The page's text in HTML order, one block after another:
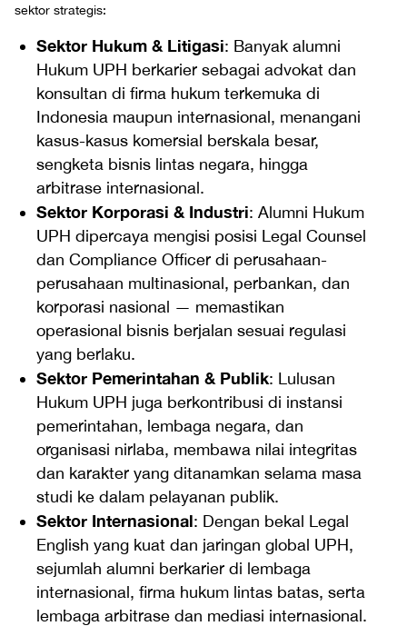
sektor strategis:
Sektor Hukum & Litigasi: Banyak alumni
Hukum UPH berkarier sebagai advokat dan
konsultan di firma hukum terkemuka di
Indonesia maupun internasional, menangani
kasus-kasus komersial berskala besar,
sengketa bisnis lintas negara, hingga
arbitrase internasional.
Sektor Korporasi & Industri: Alumni Hukum
UPH dipercaya mengisi posisi Legal Counsel
dan Compliance Officer di perusahaan-
perusahaan multinasional, perbankan, dan
korporasi nasional — memastikan
operasional bisnis berjalan sesuai regulasi
yang berlaku.
Sektor Pemerintahan & Publik: Lulusan
Hukum UPH juga berkontribusi di instansi
pemerintahan, lembaga negara, dan
organisasi nirlaba, membawa nilai integritas
dan karakter yang ditanamkan selama masa
studi ke dalam pelayanan publik.
Sektor Internasional: Dengan bekal Legal
English yang kuat dan jaringan global UPH,
sejumlah alumni berkarier di lembaga
internasional, firma hukum lintas batas, serta
lembaga arbitrase dan mediasi internasional.